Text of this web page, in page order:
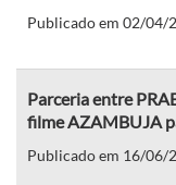
Publicado em 02/04/
Parceria entre
filme AZAMBUJA
Publicado em 16/06/